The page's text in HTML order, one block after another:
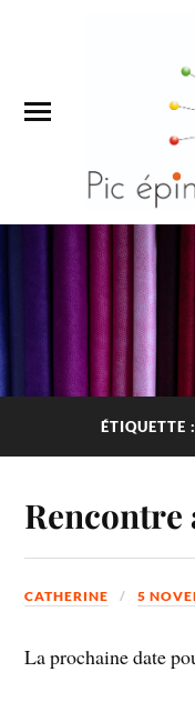
ÉTIQUETTE :
Rencontre
CATHERINE 5
La prochaine date